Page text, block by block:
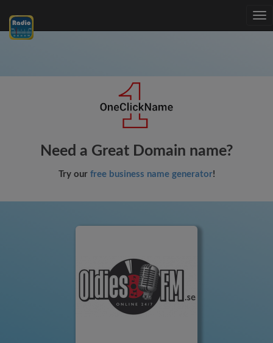
Need a Great Domain name?
Try our free business name generator!